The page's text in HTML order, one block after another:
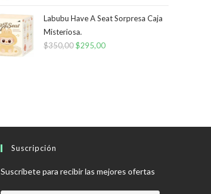
Labubu Have A Seat Sorpresa Caja
Misteriosa.
$350,00El
$295,00El
Suscripción
Suscríbete para recibir las mejores ofertas